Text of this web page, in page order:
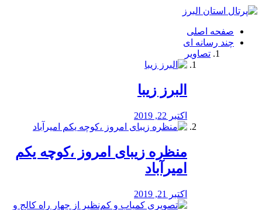
فصد
شرق
تهران
خشکشویی
صفحه اصلی
چند رسانه ای
تصاویر
البرز زیبا
اکتبر 22, 2019
منظره‌‌ زیبای امروز ،کوچه یکم
امیرآباد
اکتبر 21, 2019